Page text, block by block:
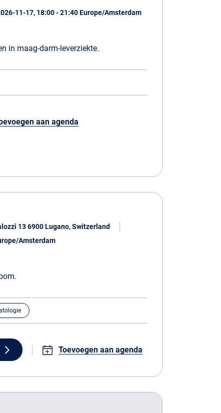
11-17, 18:00 - 21:40 Europe/Amsterdam
in maag-darm-leverziekte.
aan agenda
13 6900 Lugano, Switzerland
Amsterdam
Toevoegen aan agenda